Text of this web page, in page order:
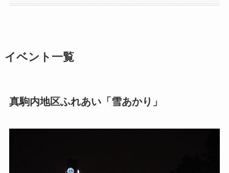
イベント一覧
真駒内地区ふれあい「雪あかり」